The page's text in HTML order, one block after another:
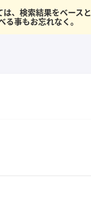
、検索結果をベース
事もお忘れなく。